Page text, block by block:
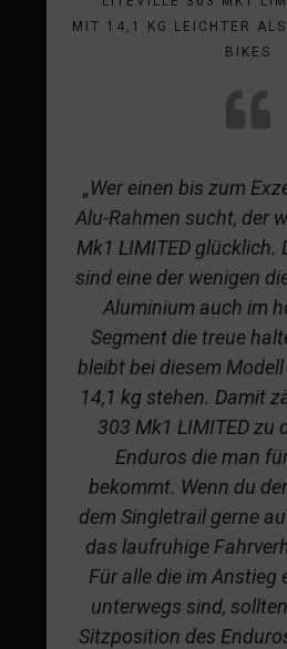
MIT 14,1 KG LEICHTER
BIKES
„Wer einen bis zum
Alu-Rahmen sucht, der
Mk1 LIMITED glücklich.
sind eine der wenigen
Aluminium auch im
Segment die treue
bleibt bei diesem
14,1 kg stehen. Damit
303 Mk1 LIMITED zu
Enduros die man
bekommt. Wenn du
dem Singletrail gerne
das laufruhige
Für alle die im Anstieg
unterwegs sind,
Sitzposition des